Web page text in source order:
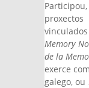
Memory
de la
exerce
galego, ou